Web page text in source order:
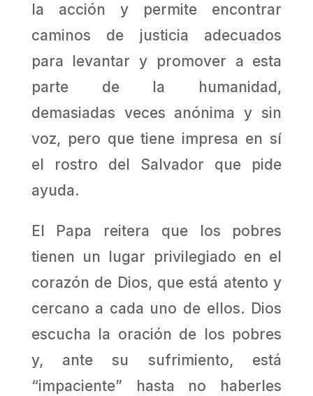
la acción y permite encontrar
caminos de justicia adecuados
para levantar y promover a esta
parte de la humanidad,
demasiadas veces anónima y sin
voz, pero que tiene impresa en sí
el rostro del Salvador que pide
ayuda.
El Papa reitera que los pobres
tienen un lugar privilegiado en el
corazón de Dios, que está atento y
cercano a cada uno de ellos. Dios
escucha la oración de los pobres
y, ante su sufrimiento, está
“impaciente” hasta no haberles